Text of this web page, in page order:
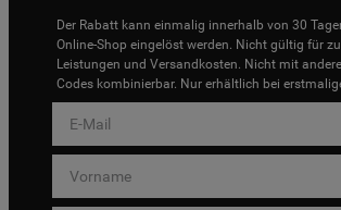
Der Rabatt kann einmalig innerhalb von 30
Online-Shop eingelöst werden. Nicht gültig für
Leistungen und Versandkosten. Nicht mit
Codes kombinierbar. Nur erhältlich bei